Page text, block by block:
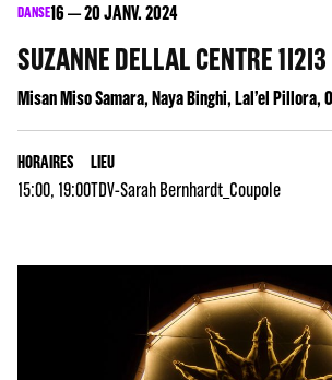
DANSE16 20JANV. 2024
SUZANNE DELLAL CENTRE 1I2I3
Misan Miso Samara, Naya Binghi, Lal’el Pillora,
HORAIRES
15:00, 19:00
LIEU
TDV-Sarah Bernhardt_Coupole